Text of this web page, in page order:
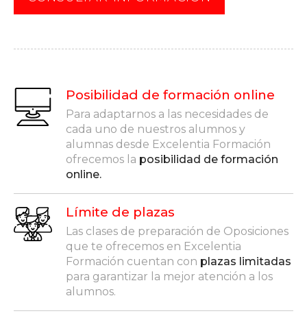
Posibilidad de formación online
Para adaptarnos a las necesidades de
cada uno de nuestros alumnos y
alumnas desde Excelentia Formación
ofrecemos la posibilidad de formación
online.
Límite de plazas
Las clases de preparación de Oposiciones
que te ofrecemos en Excelentia
Formación cuentan con plazas limitadas
para garantizar la mejor atención a los
alumnos.